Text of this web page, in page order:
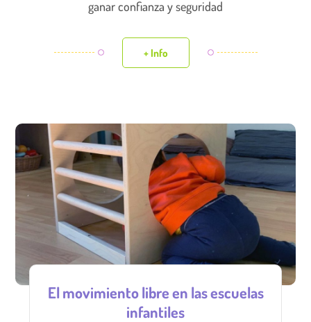
ganar confianza y seguridad
+ Info
El movimiento libre en las escuelas
infantiles